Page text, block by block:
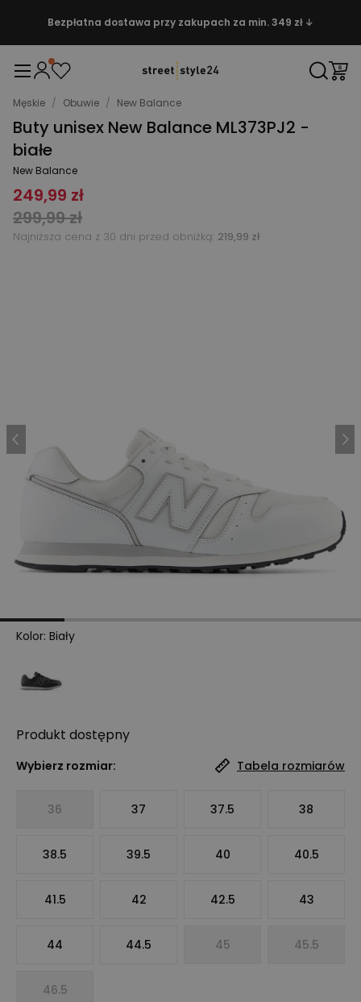
Bezpłatna dostawa przy zakupach za min. 349 zł ↓
Męskie / Obuwie / New Balance
Buty unisex New Balance ML373PJ2 -
białe
New Balance
249,99 zł
299,99 zł
Najniższa cena z 30 dni przed obniżką: 219,99 zł
Kolor: Biały
Produkt dostępny
Wybierz rozmiar: Tabela rozmiarów
36 37 37.5 38
38.5 39.5 40 40.5
41.5 42 42.5 43
44 44.5 45 45.5
46.5